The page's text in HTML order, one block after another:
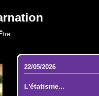
22/05/2026
L'étatisme...